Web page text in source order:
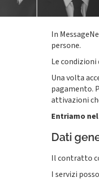
In
persone.
Le
Una volta
pagamento.
attivazioni
Entriamo
Dati
Il contratto
I servizi